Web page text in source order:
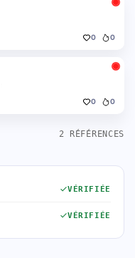
0 0
0 0
2 RÉFÉRENCES
VÉRIFIÉE
VÉRIFIÉE